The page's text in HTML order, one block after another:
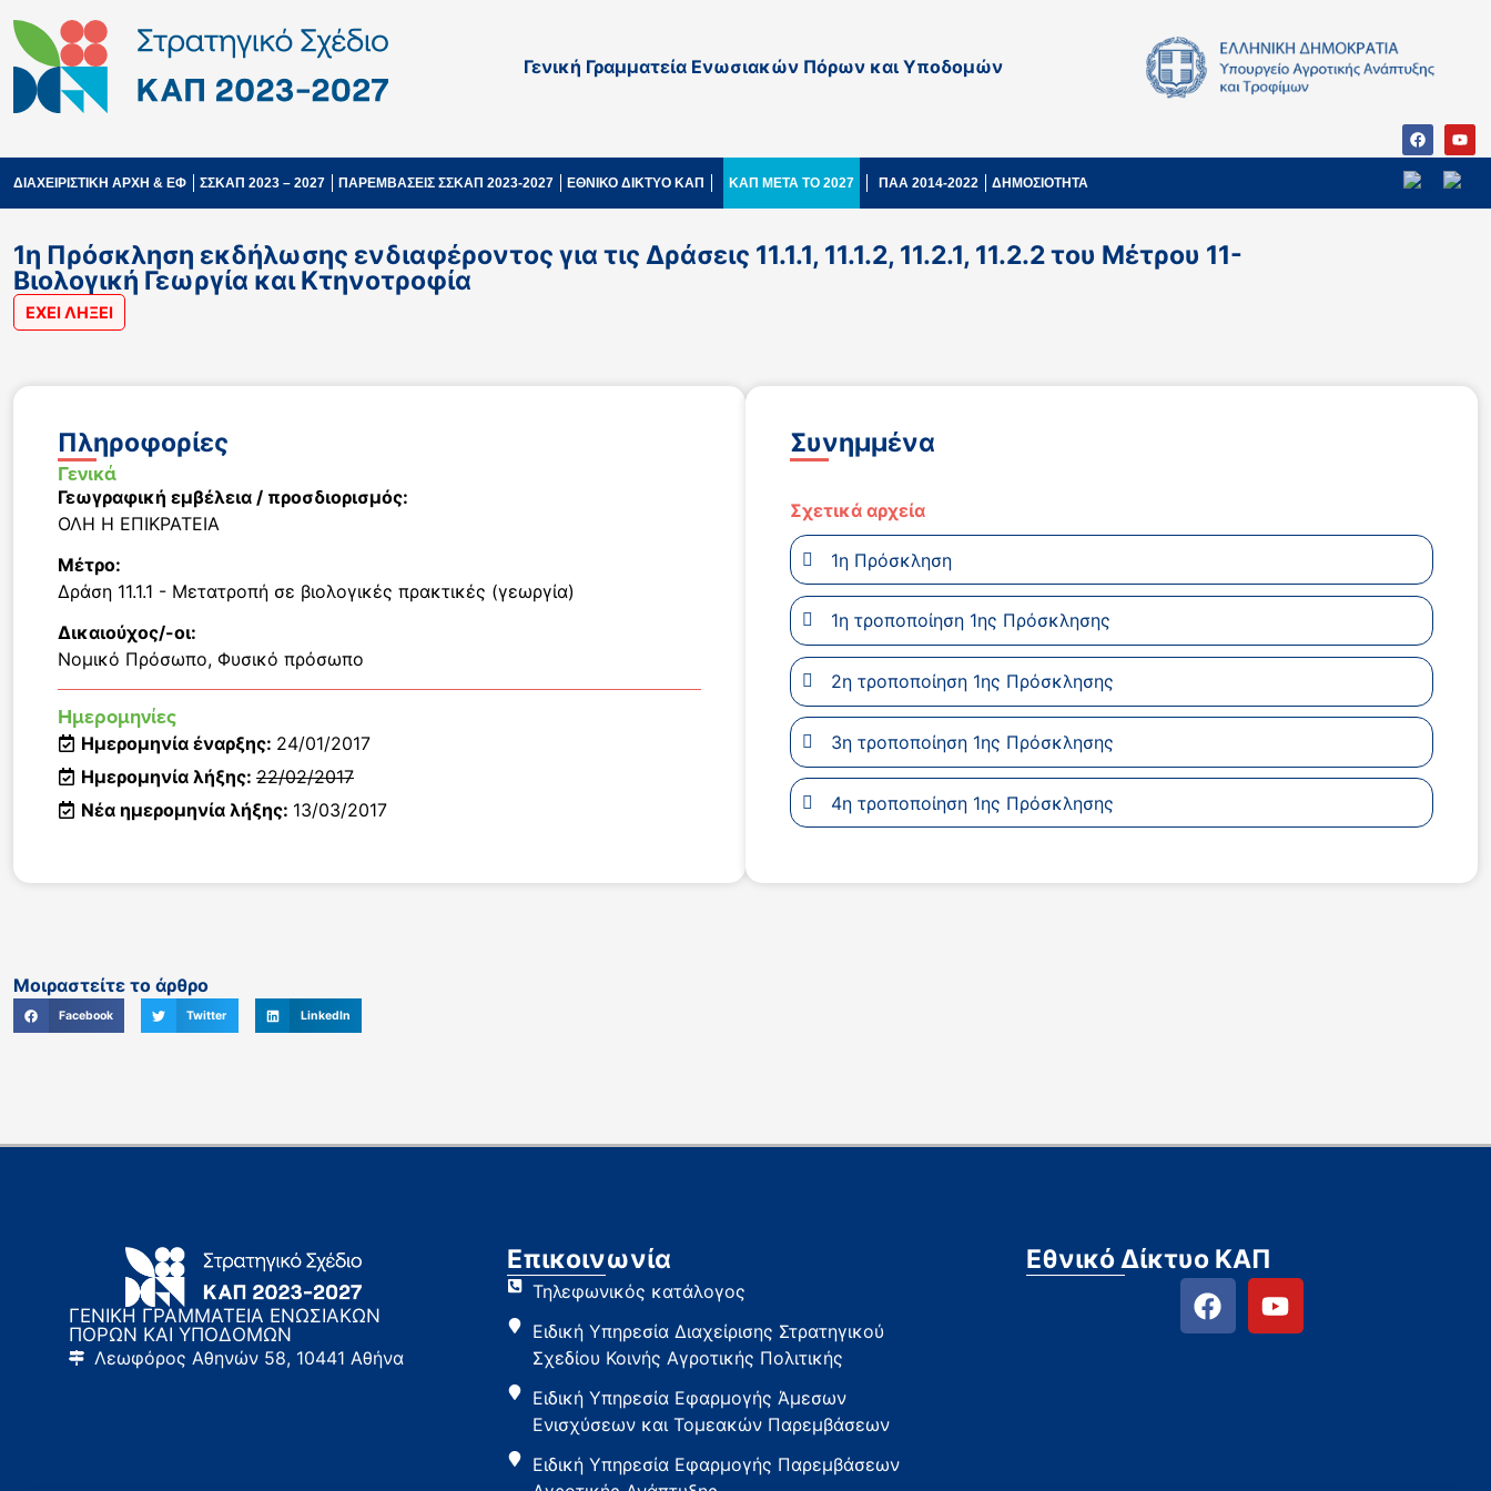
Γενική Γραμματεία Ενωσιακών Πόρων και Υποδομών
ΔΙΑΧΕΙΡΙΣΤΙΚΗ ΑΡΧΗ & ΕΦ ΣΣΚΑΠ 2023 – 2027 ΠΑΡΕΜΒΑΣΕΙΣ ΣΣΚΑΠ 2023-2027 ΕΘΝΙΚΟ ΔΙΚΤΥΟ ΚΑΠ ΚΑΠ ΜΕΤΑ ΤΟ 2027 ΠΑΑ 2014-2022 ΔΗΜΟΣΙΟΤΗΤΑ
1η Πρόσκληση εκδήλωσης ενδιαφέροντος για τις Δράσεις 11.1.1, 11.1.2, 11.2.1, 11.2.2 του Μέτρου 11-
Βιολογική Γεωργία και Κτηνοτροφία
ΕΧΕΙ ΛΗΞΕΙ
Πληροφορίες
Γενικά
Γεωγραφική εμβέλεια / προσδιορισμός:
ΟΛΗ Η ΕΠΙΚΡΑΤΕΙΑ
Μέτρο:
Δράση 11.1.1 - Μετατροπή σε βιολογικές πρακτικές (γεωργία)
Δικαιούχος/-οι:
Νομικό Πρόσωπο, Φυσικό πρόσωπο
Ημερομηνίες
Ημερομηνία έναρξης: 24/01/2017
Ημερομηνία λήξης: 22/02/2017
Νέα ημερομηνία λήξης: 13/03/2017
Συνημμένα
Σχετικά αρχεία
1η Πρόσκληση
1η τροποποίηση 1ης Πρόσκλησης
2η τροποποίηση 1ης Πρόσκλησης
3η τροποποίηση 1ης Πρόσκλησης
4η τροποποίηση 1ης Πρόσκλησης
Μοιραστείτε το άρθρο
Facebook Twitter LinkedIn
ΓΕΝΙΚΗ ΓΡΑΜΜΑΤΕΙΑ ΕΝΩΣΙΑΚΩΝ
ΠΟΡΩΝ ΚΑΙ ΥΠΟΔΟΜΩΝ
Λεωφόρος Αθηνών 58, 10441 Αθήνα
Επικοινωνία
Τηλεφωνικός κατάλογος
Ειδική Υπηρεσία Διαχείρισης Στρατηγικού
Σχεδίου Κοινής Αγροτικής Πολιτικής
Ειδική Υπηρεσία Εφαρμογής Άμεσων
Ενισχύσεων και Τομεακών Παρεμβάσεων
Ειδική Υπηρεσία Εφαρμογής Παρεμβάσεων
Εθνικό Δίκτυο ΚΑΠ